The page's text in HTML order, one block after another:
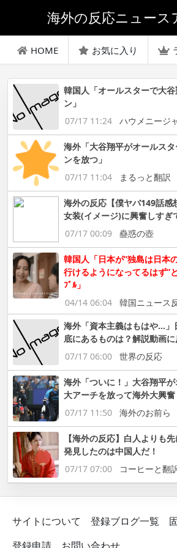
海外の反応ニュース
HOME お気に入り
韓国人「オールスターで大
ン」
07/17 11:24
ハウメニージ
海外「大谷翔平がオールス
ンを放つ」
07/17 11:04
まるっと翻訳
海外の反応【僕ヤバ149話感
女装(イメージ)に興奮しすぎ
07/17 00:09
蠱惑の壺
韓国人「日本が”独島は日本
行けるようになってるはず”
ﾌﾞﾙ」
04/14 06:04
韓国ニュース
海外「資本主義はもはや…」
底にあるものは？解説動画
07/17 06:00
世界の反応
海外「ついに！」大谷翔平
大アーチを放って海外大興奮
07/17 11:50
海外のお前
【海外の反応】白人よりも
発見したのは中国人だ！
07/17 07:00
コーヒーと翻
サイトについて 登録ブログ一覧